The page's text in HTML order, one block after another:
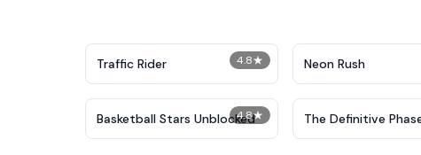
4.8★
Traffic Rider Neon Rush
4.8★
Basketball Stars Unblocked
The Definitive
Demolition